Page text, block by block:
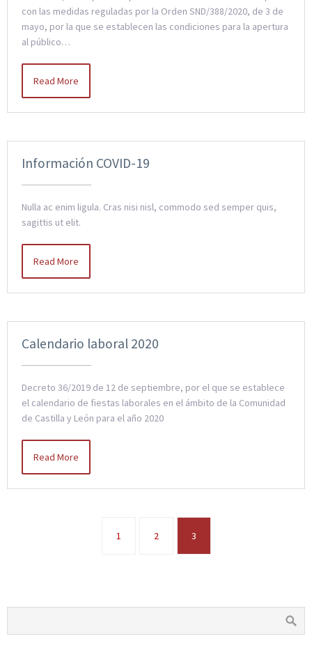
con las medidas reguladas por la Orden SND/388/2020, de 3 de
mayo, por la que se establecen las condiciones para la apertura
al público…
Read More
Información COVID-19
Nulla ac enim ligula. Cras nisi nisl, commodo sed semper quis,
sagittis ut elit.
Read More
Calendario laboral 2020
Decreto 36/2019 de 12 de septiembre, por el que se establece
el calendario de fiestas laborales en el ámbito de la Comunidad
de Castilla y León para el año 2020
Read More
1 2 3